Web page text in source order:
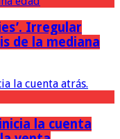
Irregular
de la mediana
la cuenta